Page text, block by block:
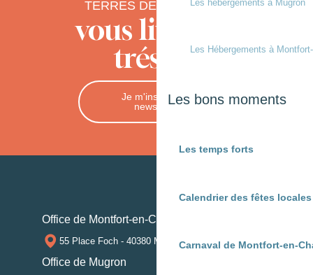
Les hébergements à Mugron
Les Hébergements à
Les bons moments
Les temps forts
Calendrier des fêtes
Carnaval de Montfort-en-
TERRES DE CHALOSSE
vous livre ses
trésors
Je m'inscris à la
newsletter
Office de Montfort-en-Chalosse
55 Place Foch - 40380 MONTFORT-EN-CHALOSSE
Office de Mugron